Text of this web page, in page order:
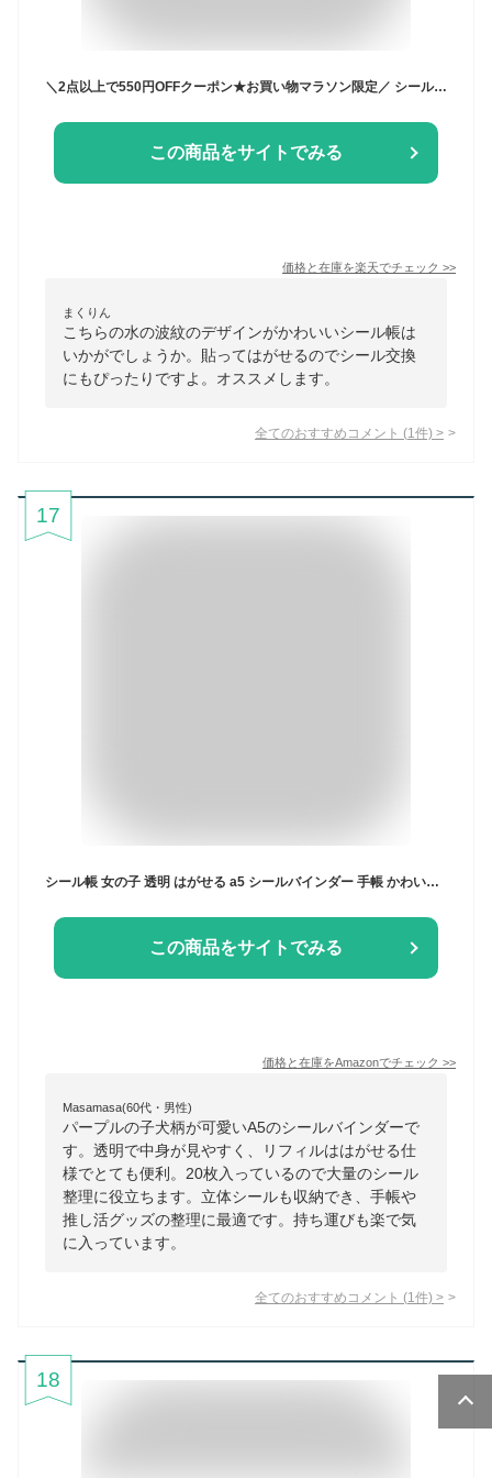
＼2点以上で550円OFFクーポン★お買い物マラソン限定／ シール帳 バインダー 水の波紋 3穴 アクリル バインダーノート はがせる 女の子 手帳 メモ帳 シール台紙 シールバインダー コンパクト手帳 おしゃれ プレゼント（リフィル100枚付き：方眼罫50枚+横罫50枚）
この商品をサイトでみる
価格と在庫を楽天でチェック >>
まくりん
こちらの水の波紋のデザインがかわいいシール帳は
いかがでしょうか。貼ってはがせるのでシール交換
にもぴったりですよ。オススメします。
全てのおすすめコメント (1 件) >
17
シール帳 女の子 透明 はがせる a5 シールバインダー 手帳 かわいいミニシール帳 透明&キラキラ リフィル 20枚 可愛いキャラ柄 立体シール収納 持ち運び便利 手帳ノート用 多用途推し活グッズ (パープルの子犬)
この商品をサイトでみる
価格と在庫をAmazonでチェック >>
Masamasa(60代・男性)
パープルの子犬柄が可愛いA5のシールバインダーで
す。透明で中身が見やすく、リフィルははがせる仕
様でとても便利。20枚入っているので大量のシール
整理に役立ちます。立体シールも収納でき、手帳や
推し活グッズの整理に最適です。持ち運びも楽で気
に入っています。
全てのおすすめコメント (1 件) >
18